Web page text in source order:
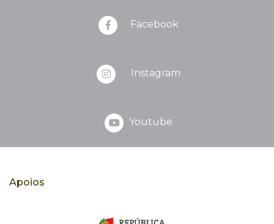
Facebook
Instagram
Youtube
Apoios